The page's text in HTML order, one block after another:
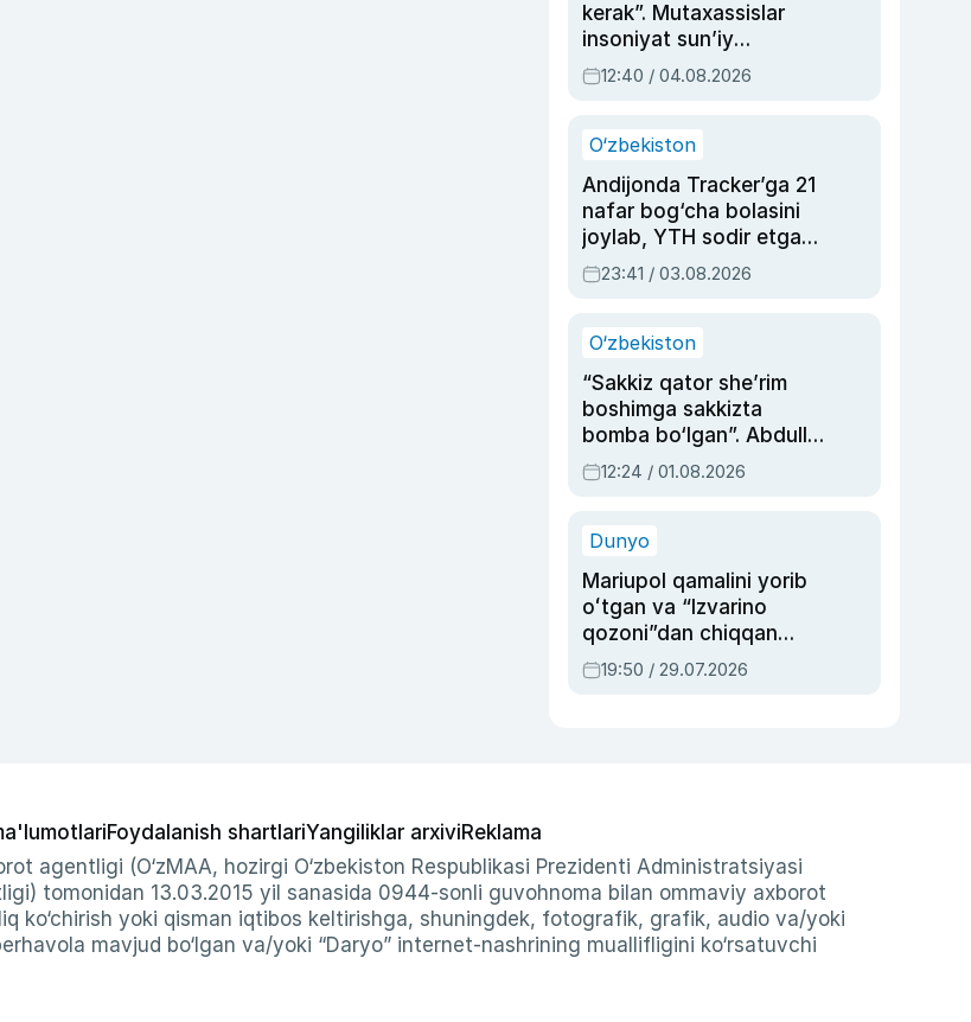
kerak”. Mutaxassislar
insoniyat sun’iy
intellektni boshqara
olmay qolishidan xavotir
12:40 / 04.08.2026
O‘zbekiston
Andijonda Tracker’ga 21
nafar bog‘cha bolasini
joylab, YTH sodir etgan
ayolga sud hukmi o‘qildi
23:41 / 03.08.2026
O‘zbekiston
“Sakkiz qator she’rim
boshimga sakkizta
bomba bo‘lgan”. Abdulla
Oripovni siyosiy
ayblovlardan asrab
12:24 / 01.08.2026
Dunyo
Mariupol qamalini yorib
oʻtgan va “Izvarino
qozoni”dan chiqqan
qahramon — Ukraina
armiyasi bosh
19:50 / 29.07.2026
Foydalanish shartlariYangiliklar arxiviReklama
agentligi (O‘zMAA, hozirgi O‘zbekiston Respublikasi Prezidenti Administratsiyasi
tomonidan 13.03.2015 yil sanasida 0944-sonli guvohnoma bilan ommaviy axborot
ko‘chirish yoki qisman iqtibos keltirishga, shuningdek, fotografik, grafik, audio va/yoki
mavjud bo‘lgan va/yoki “Daryo” internet-nashrining muallifligini ko‘rsatuvchi